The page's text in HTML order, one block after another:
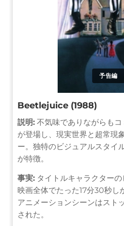
予告編
Beetlejuice (1988)
説明: 不気味でありながらも
が登場し、現実世界と超常現
ー。独特のビジュアルスタイ
が特徴。
事実: タイトルキャラクターの
映画全体でたった17分30秒し
アニメーションシーンはスト
された。